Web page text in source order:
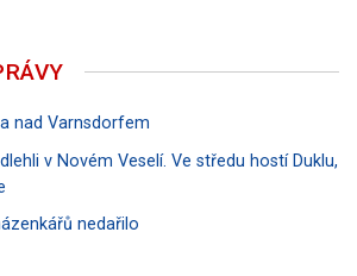
nad Varnsdorfem
v Novém Veselí. Ve středu hostí Duklu,
nedařilo